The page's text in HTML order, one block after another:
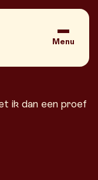
Menu
ik dan een